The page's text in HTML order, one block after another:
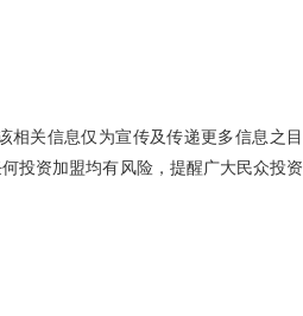
相关信息仅为宣传及传递更多信息之目
投资加盟均有风险，提醒广大民众投资